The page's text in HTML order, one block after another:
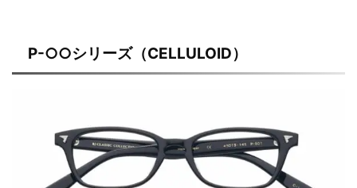
P-○○シリーズ（CELLULOID）